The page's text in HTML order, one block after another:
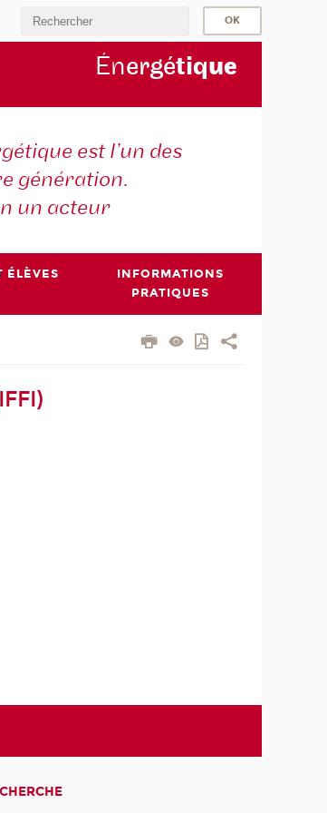
Énergétique
est l’un des
génération.
un acteur
ÉLÈVES
INFORMATIONS
PRATIQUES